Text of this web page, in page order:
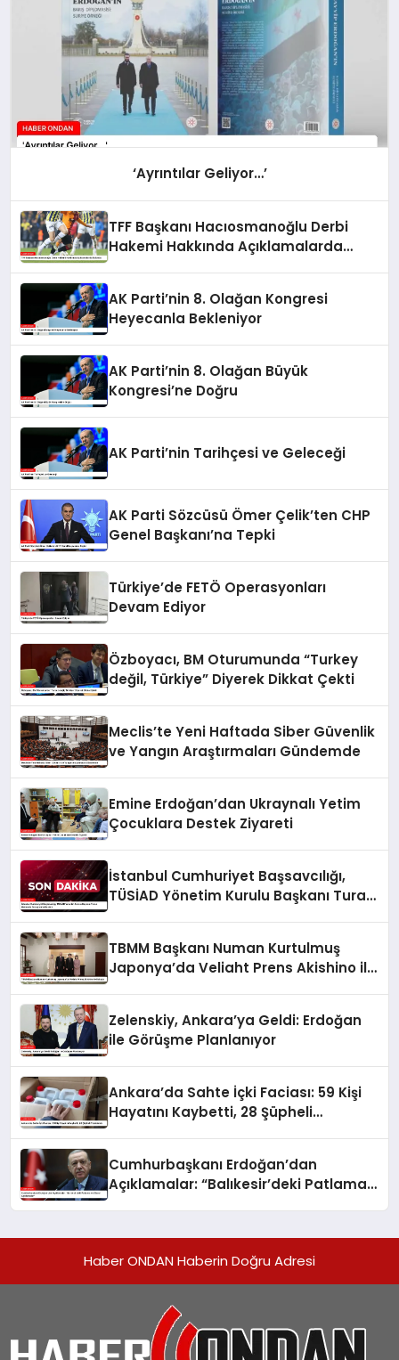
‘Ayrıntılar Geliyor…’
TFF Başkanı Hacıosmanoğlu Derbi
Hakemi Hakkında Açıklamalarda
AK Parti’nin 8. Olağan Kongresi
Heyecanla Bekleniyor
AK Parti’nin 8. Olağan Büyük
Kongresi’ne Doğru
AK Parti’nin Tarihçesi ve Geleceği
AK Parti Sözcüsü Ömer Çelik’ten CHP
Genel Başkanı’na Tepki
Türkiye’de FETÖ Operasyonları
Devam Ediyor
Özboyacı, BM Oturumunda “Turkey
değil, Türkiye” Diyerek Dikkat Çekti
Meclis’te Yeni Haftada Siber Güvenlik
ve Yangın Araştırmaları Gündemde
Emine Erdoğan’dan Ukraynalı Yetim
Çocuklara Destek Ziyareti
İstanbul Cumhuriyet Başsavcılığı,
TÜSİAD Yönetim Kurulu Başkanı Turan
TBMM Başkanı Numan Kurtulmuş
Japonya’da Veliaht Prens Akishino ile
Zelenskiy, Ankara’ya Geldi: Erdoğan
ile Görüşme Planlanıyor
Ankara’da Sahte İçki Faciası: 59 Kişi
Hayatını Kaybetti, 28 Şüpheli
Cumhurbaşkanı Erdoğan’dan
Açıklamalar: “Balıkesir’deki Patlama
Haber ONDAN Haberin Doğru Adresi